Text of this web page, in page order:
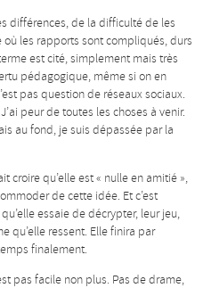
différences, de la difficulté de les
où les rapports sont compliqués, durs
est cité, simplement mais très
pédagogique, même si on en
pas question de réseaux sociaux.
peur de toutes les choses à venir.
au fond, je suis dépassée par la
croire qu’elle est « nulle en amitié »,
de cette idée. Et c’est
essaie de décrypter, leur jeu,
qu’elle ressent. Elle finira par
finalement.
pas facile non plus. Pas de drame,